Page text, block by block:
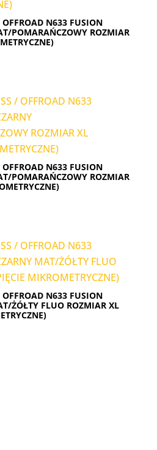
OFFROAD N633 FUSION
POMARAŃCZOWY ROZMIAR
OFFROAD N633 FUSION
POMARAŃCZOWY ROZMIAR
OFFROAD N633 FUSION
ŻÓŁTY FLUO ROZMIAR XL